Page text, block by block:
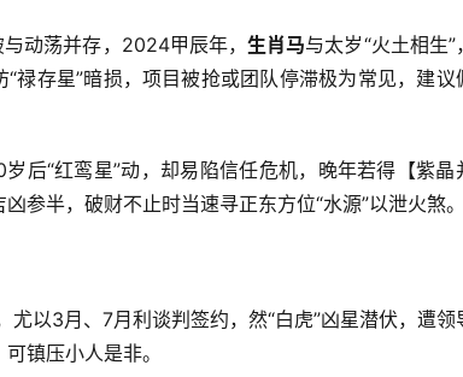
动荡并存，2024甲辰年，生肖马与太岁“火土相生”
禄存星”暗损，项目被抢或团队停滞极为常见，建议
后“红鸾星”动，却易陷信任危机，晚年若得【紫晶
凶参半，破财不止时当速寻正东方位“水源”以泄火煞。
以3月、7月利谈判签约，然“白虎”凶星潜伏，遭领
镇压小人是非。